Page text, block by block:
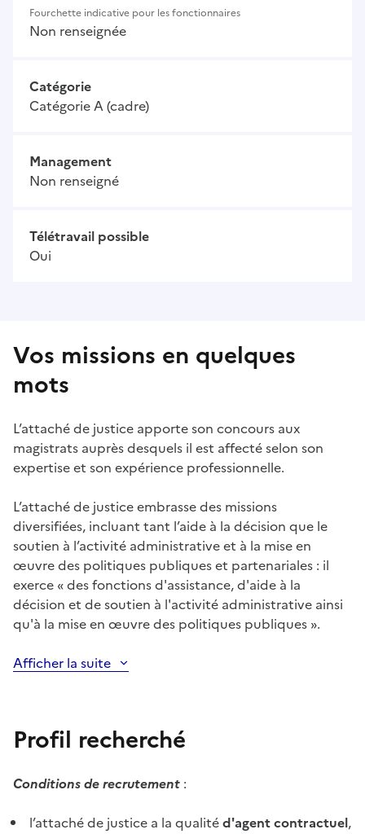
Fourchette indicative pour les fonctionnaires
Non renseignée
Catégorie
Catégorie A (cadre)
Management
Non renseigné
Télétravail possible
Oui
Vos missions en quelques
mots
L’attaché de justice apporte son concours aux
magistrats auprès desquels il est affecté selon son
expertise et son expérience professionnelle.
L’attaché de justice embrasse des missions
diversifiées, incluant tant l’aide à la décision que le
soutien à l’activité administrative et à la mise en
œuvre des politiques publiques et partenariales : il
exerce « des fonctions d'assistance, d'aide à la
décision et de soutien à l'activité administrative ainsi
qu'à la mise en œuvre des politiques publiques ».
Afficher la suite
Profil recherché
Conditions de recrutement :
l’attaché de justice a la qualitéd'agent contractuel,